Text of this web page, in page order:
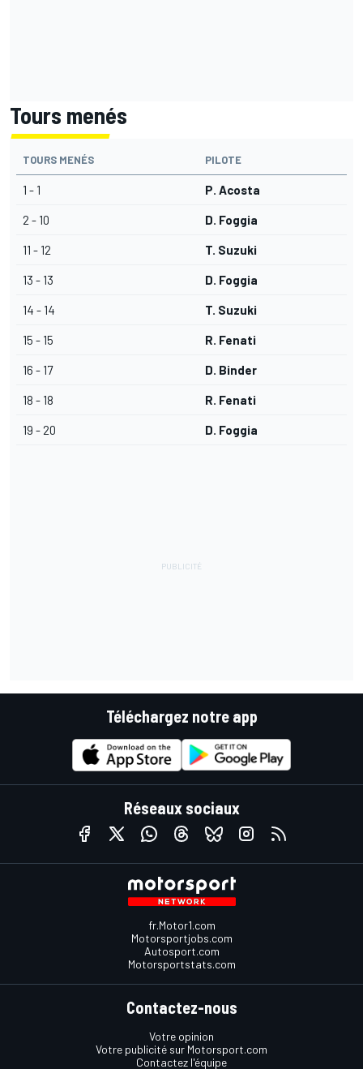
Tours menés
TOURS MENÉS PILOTE
1 - 1 P. Acosta
2 - 10 D. Foggia
11 - 12 T. Suzuki
13 - 13 D. Foggia
14 - 14 T. Suzuki
15 - 15 R. Fenati
16 - 17 D. Binder
18 - 18 R. Fenati
19 - 20 D. Foggia
Téléchargez notre app
Réseaux sociaux
fr.Motor1.com
Motorsportjobs.com
Autosport.com
Motorsportstats.com
Contactez-nous
Votre opinion
Votre publicité sur Motorsport.com
Contactez l'équipe